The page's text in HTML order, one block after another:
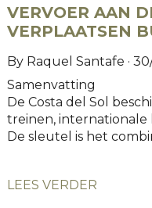
VERVOER AAN
VERPLAATSEN
By Raquel Santafe ·
Samenvatting
De Costa del Sol
treinen,
De sleutel is het
LEES VERDER